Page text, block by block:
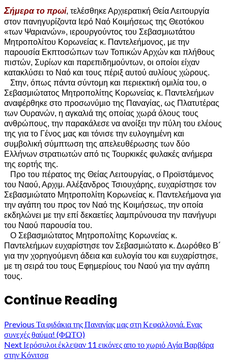
Σήμερα το πρωί, τελέσθηκε Αρχιερατική Θεία Λειτουργία
στον πανηγυρίζοντα Ιερό Ναό Κοιμήσεως της Θεοτόκου
«των Ψαριανών», ιερουργούντος του Σεβασμιωτάτου
Μητροπολίτου Κορωνείας κ. Παντελεήμονος, με την
παρουσία Εκπτοσώπων των Τοπικών Αρχών και πλήθους
πιστών, Συρίων και παρεπιδημούντων, οι οποίοι είχαν
κατακλύσει το Ναό και τους πέριξ αυτού αυλίους χώρους.
Στην, όπως πάντα σύντομη και περιεκτική ομιλία του, ο
Σεβασμιώτατος Μητροπολίτης Κορωνείας κ. Παντελεήμων
αναφέρθηκε στο προσωνύμιο της Παναγίας, ως Πλατυτέρας
των Ουρανών, η αγκαλιά της οποίας χωρά όλους τους
ανθρώπους, την παρακάλεσε να ανοίξει την πύλη του ελέους
της για το Γένος μας και τόνισε την ευλογημένη και
συμβολική σύμπτωση της απελευθέρωσης των δύο
Ελλήνων στρατιωτών από τις Τουρκικές φυλακές ανήμερα
της εορτής της.
Προ του πέρατος της Θείας Λειτουργίας, ο Προϊστάμενος
του Ναού, Αρχιμ. Αλέξανδρος Τσιουχάρης, ευχαρίστησε τον
Σεβασμιώτατο Μητροπολίτη Κορωνείας κ. Παντελεήμονα για
την αγάπη του προς τον Ναό της Κοιμήσεως, την οποία
εκδηλώνει με την επί δεκαετίες λαμπρύνουσα την πανήγυρι
του Ναού παρουσία του.
Ο Σεβασμιώτατος Μητροπολίτης Κορωνείας κ.
Παντελεήμων ευχαρίστησε τον Σεβασμιώτατο κ. Δωρόθεο Β´
για την χορηγούμενη άδεια και ευλογία του και ευχαρίστησε,
με τη σειρά του τους Εφημερίους του Ναού για την αγάπη
τους.
Continue Reading
Previous Τα φιδάκια της Παναγίας μας στη Κεφαλλονιά. Ενας
συνεχές θαύμα! (ΦΩΤΟ)
NextΙερόσυλοι έκλεψαν 11 εικόνες απο το χωριό Αγία Βαρβάρα
στην Κόνιτσα